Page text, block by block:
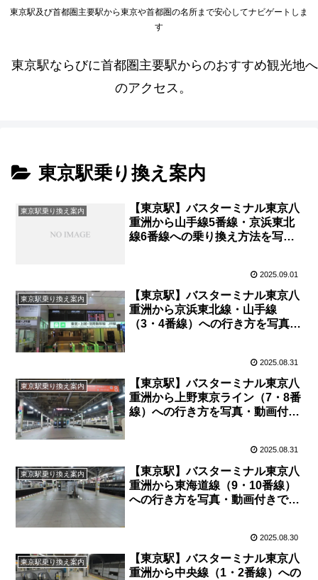
東京駅及び首都圏主要駅から東京や首都圏の名所まで安心してナビゲートしま
す
東京駅ならびに首都圏主要駅からのおすすめ観光地へ
のアクセス。
東京駅乗り換え案内
東京駅乗り換え案内
【東京駅】バスターミナル東京八
重洲から山手線5番線・京浜東北
線6番線への乗り換え方法を写
2025.09.01
東京駅乗り換え案内
【東京駅】バスターミナル東京八
重洲から京浜東北線・山手線
（3・4番線）への行き方を写真・
2025.08.31
東京駅乗り換え案内
【東京駅】バスターミナル東京八
重洲から上野東京ライン（7・8番
線）への行き方を写真・動画付き
2025.08.31
東京駅乗り換え案内
【東京駅】バスターミナル東京八
重洲から東海道線（9・10番線）
への行き方を写真・動画付きで分
2025.08.30
東京駅乗り換え案内
【東京駅】バスターミナル東京八
重洲から中央線（1・2番線）への